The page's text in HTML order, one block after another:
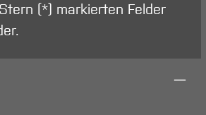
(*) markierten Felder